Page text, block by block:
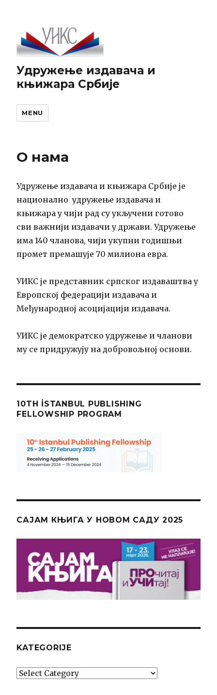
Удружење издавача и
књижара Србије
MENU
О нама
Удружење издавача и књижара Србије је
национално удружење издавача и
књижара у чији рад су укључени готово
сви важнији издавачи у држави. Удружење
има 140 чланова, чији укупни годишњи
промет премашује 70 милиона евра.
УИКС је представник српског издаваштва у
Европској федерацији издавача и
Међународној асоцијацији издавача.
УИКС је демократско удружење и чланови
му се придружују на добровољној основи.
10TH İSTANBUL PUBLISHING
FELLOWSHIP PROGRAM
САЈАМ КЊИГА У НОВОМ САДУ 2025
KATEGORIJE
Kategorije